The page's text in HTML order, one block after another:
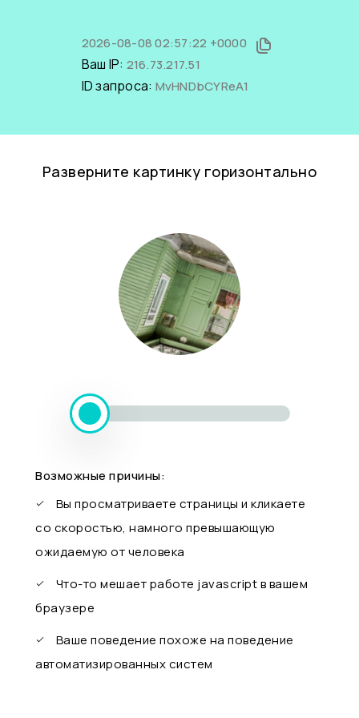
2026-08-08 02:57:22 +0000
Ваш IP: 216.73.217.51
ID запроса: MvHNDbCYReA1
Разверните картинку горизонтально
Возможные причины:
Вы просматриваете страницы и кликаете
со скоростью, намного превышающую
ожидаемую от человека
Что-то мешает работе javascript в вашем
браузере
Ваше поведение похоже на поведение
автоматизированных систем